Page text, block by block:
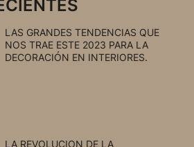
LAS GRANDES TENDENCIAS QUE
NOS TRAE ESTE 2023 PARA LA
DECORACIÓN EN INTERIORES.
LA REVOLUCION DE LA